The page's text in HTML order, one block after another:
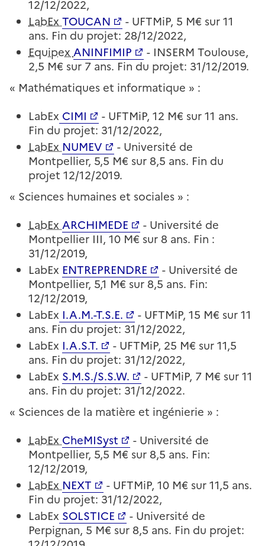
12/12/2022,
LabExTOUCAN
- UFTMiP, 5 M€ sur 11
ans. Fin du projet: 28/12/2022,
EquipexANINFIMIP
- INSERM Toulouse,
2,5 M€ sur 7 ans. Fin du projet: 31/12/2019.
« Mathématiques et informatique » :
LabEx CIMI
- UFTMiP, 12 M€ sur 11 ans.
Fin du projet: 31/12/2022,
LabExNUMEV
- Université de
Montpellier, 5,5 M€ sur 8,5 ans. Fin du
projet 12/12/2019.
« Sciences humaines et sociales » :
LabExARCHIMEDE
- Université de
Montpellier III, 10 M€ sur 8 ans. Fin :
31/12/2019,
LabEx ENTREPRENDRE
- Université de
Montpellier, 5,1 M€ sur 8,5 ans. Fin:
12/12/2019,
LabEx I.A.M.-T.S.E.
- UFTMiP, 15 M€ sur 11
ans. Fin du projet: 31/12/2022,
LabEx I.A.S.T.
- UFTMiP, 25 M€ sur 11,5
ans. Fin du projet: 31/12/2022,
LabEx S.M.S./S.S.W.
- UFTMiP, 7 M€ sur 11
ans. Fin du projet: 31/12/2022.
« Sciences de la matière et ingénierie » :
LabExCheMISyst
- Université de
Montpellier, 5,5 M€ sur 8,5 ans. Fin:
12/12/2019,
LabExNEXT
- UFTMiP, 10 M€ sur 11,5 ans.
Fin du projet: 31/12/2022,
LabEx SOLSTICE
- Université de
Perpignan, 5 M€ sur 8,5 ans. Fin du projet: